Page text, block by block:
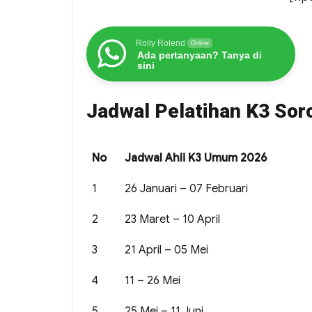
Rolly Rolend Online
Ada pertanyaan? Tanya di
sini
Jadwal Pelatihan K3
No Jadwal Ahli K3 Umum 2026
1 26 Januari – 07 Februari
2 23 Maret – 10 April
3 21 April – 05 Mei
4 11 – 26 Mei